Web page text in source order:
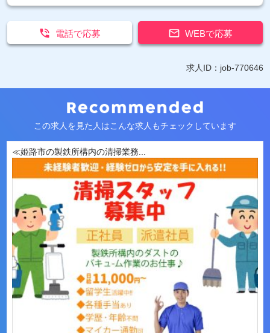
 WEBで応募
 電話で応募
求人ID：job-770646
この求人を見た人はこんな求人もチェックしています
≪姫路市の製鉄所構内の清掃業務...